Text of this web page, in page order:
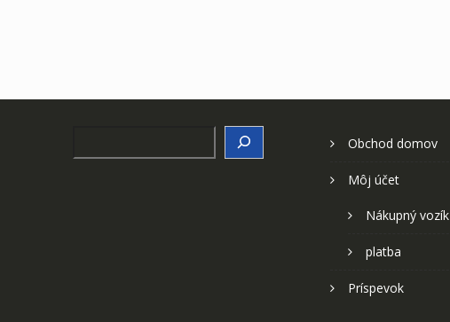
Obchod domov
Môj účet
Nákupný vozík
platba
Príspevok